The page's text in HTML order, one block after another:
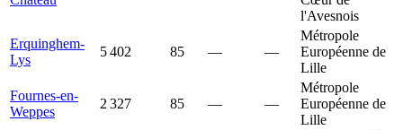
l'Avesnois
Erquinghem-
Lys
5 402 85 — —
Métropole
Européenne de
Lille
Fournes-en-
Weppes
2 327 85 — —
Métropole
Européenne de
Lille